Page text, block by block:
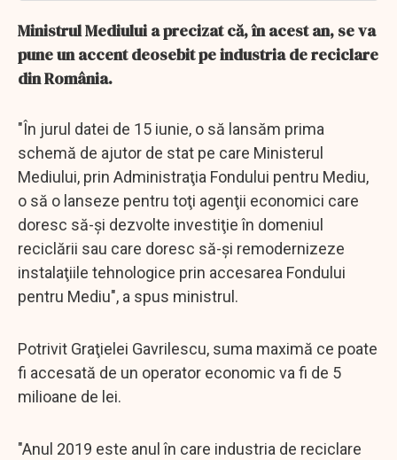
Ministrul Mediului a precizat că, în acest an, se va
pune un accent deosebit pe industria de reciclare
din România.
"În jurul datei de 15 iunie, o să lansăm prima
schemă de ajutor de stat pe care Ministerul
Mediului, prin Administraţia Fondului pentru Mediu,
o să o lanseze pentru toţi agenţii economici care
doresc să-şi dezvolte investiţie în domeniul
reciclării sau care doresc să-şi remodernizeze
instalaţiile tehnologice prin accesarea Fondului
pentru Mediu", a spus ministrul.
Potrivit Graţielei Gavrilescu, suma maximă ce poate
fi accesată de un operator economic va fi de 5
milioane de lei.
"Anul 2019 este anul în care industria de reciclare